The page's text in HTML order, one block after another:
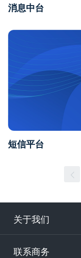
消息中台
短信平台
关于我们
联系商务